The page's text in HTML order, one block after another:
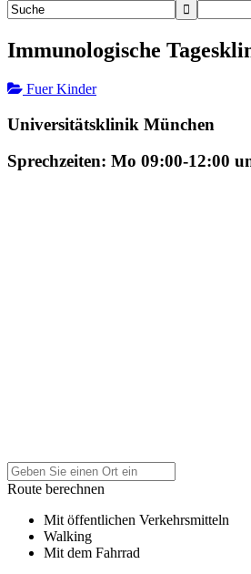
Immunologische
Fuer Kinder
Universitätsklinik München
Sprechzeiten: Mo 09:00-12:00
Route berechnen
Mit öffentlichen Verkehrsmitteln
Walking
Mit dem Fahrrad